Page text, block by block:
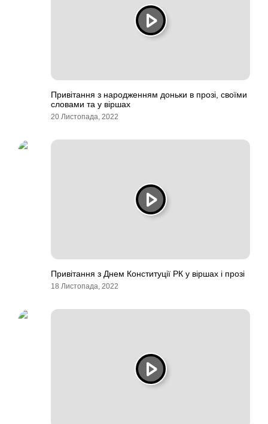
Привітання з народженням доньки в прозі, своїми
словами та у віршах
20 Листопада, 2022
Привітання з Днем Конституції РК у віршах і прозі
18 Листопада, 2022